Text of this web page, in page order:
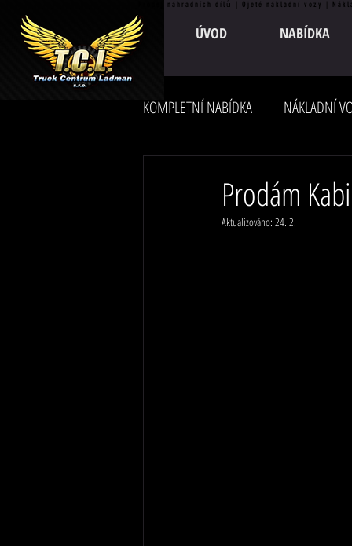
ÚVOD NABÍDKA
Prodej náhradních dílů | Ojeté nákladní vozy |
KOMPLETNÍ NABÍDKA NÁKLADNÍ
Prodám
Aktualizováno: 24. 2.